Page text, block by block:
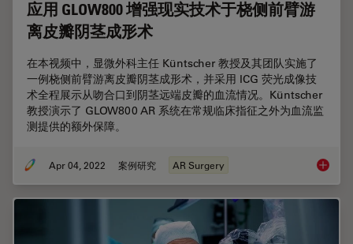
应用 GLOW800 增强现实技术于桡侧前臂游
离皮瓣阴茎成形术
在本视频中，显微外科主任 Küntscher 教授及其团队实施了
一例桡侧前臂游离皮瓣阴茎成形术，并采用 ICG 荧光成像技
术全程展示从吻合口到阴茎远端皮瓣的血流情况。Küntscher
教授演示了 GLOW800 AR 系统在常规临床指征之外为血流监
测提供的额外保障。
Apr 04, 2022 案例研究 AR Surgery 应用